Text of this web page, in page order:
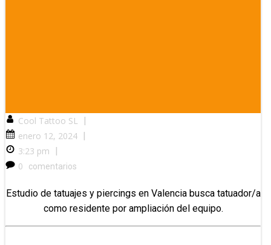
Cool Tattoo SL
|
enero 12, 2024 |
3:23 pm
|
0
comentarios
Estudio de tatuajes y piercings en Valencia busca tatuador/a
como residente por ampliación del equipo.